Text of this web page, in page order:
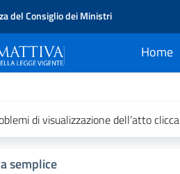
del Consiglio dei Ministri
Home
current
di visualizzazione dell’atto clicca
semplice